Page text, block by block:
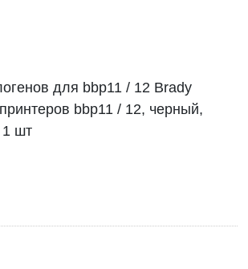
для bbp11 / 12 Brady
bbp11 / 12, черный,
1 шт